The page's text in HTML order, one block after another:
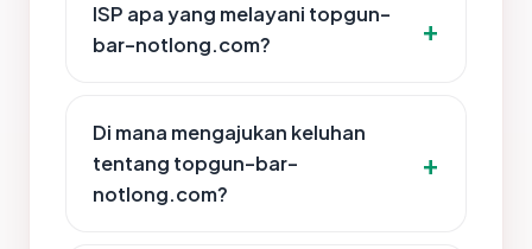
ISP apa yang melayani topgun-
bar-notlong.com?
Di mana mengajukan keluhan
tentang topgun-bar-
notlong.com?